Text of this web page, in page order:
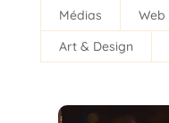
Médias
Web
Art & Design